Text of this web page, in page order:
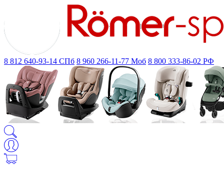
8 812 640-93-14 СПб 8 960 266-11-77 Моб 8 800 333-86-02 РФ